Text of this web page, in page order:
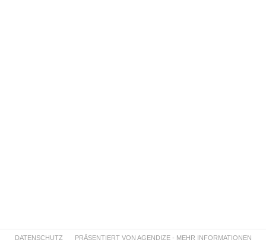
DATENSCHUTZ PRÄSENTIERT VON AGENDIZE - MEHR INFORMATIONEN